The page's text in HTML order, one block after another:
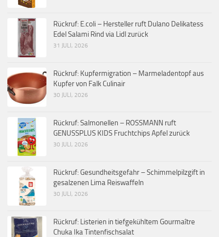
Rückruf: E.coli – Hersteller ruft Dulano Delikatess
Edel Salami Rind via Lidl zurück
31 JULI, 2026
Rückruf: Kupfermigration – Marmeladentopf aus
Kupfer von Falk Culinair
30 JULI, 2026
Rückruf: Salmonellen – ROSSMANN ruft
GENUSSPLUS KIDS Fruchtchips Apfel zurück
30 JULI, 2026
Rückruf: Gesundheitsgefahr – Schimmelpilzgift in
gesalzenen Lima Reiswaffeln
30 JULI, 2026
Rückruf: Listerien in tiefgekühltem Gourmaître
Chuka Ika Tintenfischsalat